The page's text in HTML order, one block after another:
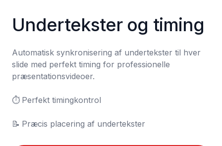
Undertekster og timing
Automatisk synkronisering af undertekster til hver
slide med perfekt timing for professionelle
præsentationsvideoer.
⏱️	Perfekt timingkontrol
📝	Præcis placering af undertekster